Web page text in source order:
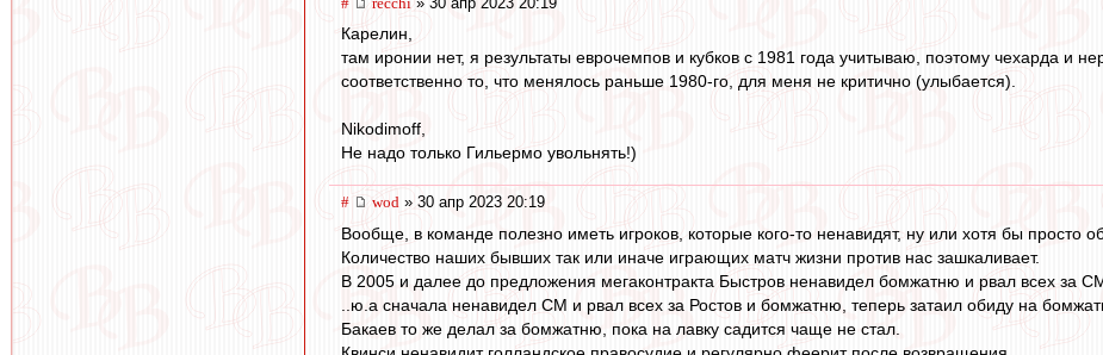
Карелин,
там иронии нет, я результаты еврочемпов и кубков с 1981 года учитываю, поэтому чехарда и
соответственно то, что менялось раньше 1980-го, для меня не критично (улыбается).
Nikodimoff,
Не надо только Гильермо увольнять!)
# wod » 30 апр 2023 20:19
Вообще, в команде полезно иметь игроков, которые кого-то ненавидят, ну или хотя бы просто
Количество наших бывших так или иначе играющих матч жизни против нас зашкаливает.
В 2005 и далее до предложения мегаконтракта Быстров ненавидел бомжатню и рвал всех за
..ю.а сначала ненавидел СМ и рвал всех за Ростов и бомжатню, теперь затаил обиду на
Бакаев то же делал за бомжатню, пока на лавку садится чаще не стал.